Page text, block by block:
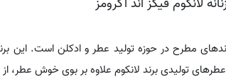
مطرح در حوزه تولید عطر و ادکلن است. این برند
تولیدی برند لانکوم علاوه بر بوی خوش عطر،